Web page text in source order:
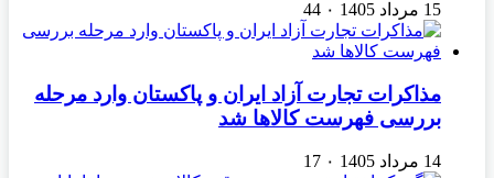
15 مرداد 1405 ۰ 44
مذاکرات تجارت آزاد ایران و پاکستان وارد مرحله
بررسی فهرست کالاها شد
14 مرداد 1405 ۰ 17